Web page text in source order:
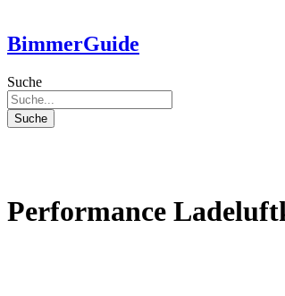
BimmerGuide
Suche
Suche
Performance